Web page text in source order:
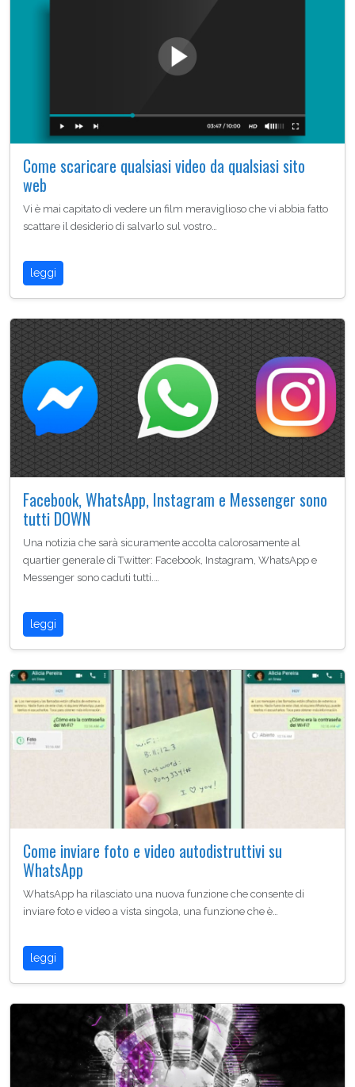
Come scaricare qualsiasi video da qualsiasi sito
web
Vi è mai capitato di vedere un film meraviglioso che vi abbia fatto
scattare il desiderio di salvarlo sul vostro…
leggi
Facebook, WhatsApp, Instagram e Messenger sono
tutti DOWN
Una notizia che sarà sicuramente accolta calorosamente al
quartier generale di Twitter: Facebook, Instagram, WhatsApp e
Messenger sono caduti tutti.…
leggi
Come inviare foto e video autodistruttivi su
WhatsApp
WhatsApp ha rilasciato una nuova funzione che consente di
inviare foto e video a vista singola, una funzione che è…
leggi